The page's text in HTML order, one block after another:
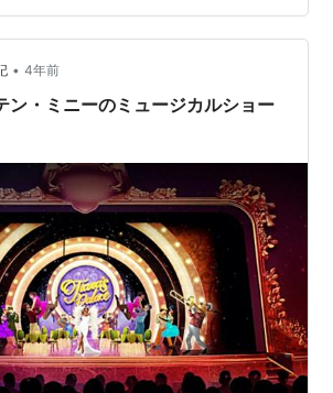
• 4年前
ン・ミニーのミュージカルショー